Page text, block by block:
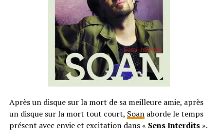
Après un disque sur la mort de sa meilleure amie, après
un disque sur la mort tout court, Soanaborde le temps
présent avec envie et excitation dans « Sens Interdits».